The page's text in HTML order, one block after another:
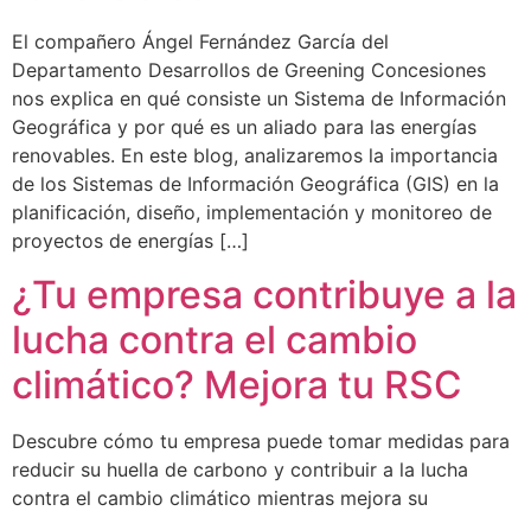
El compañero Ángel Fernández García del
Departamento Desarrollos de Greening Concesiones
nos explica en qué consiste un Sistema de Información
Geográfica y por qué es un aliado para las energías
renovables. En este blog, analizaremos la importancia
de los Sistemas de Información Geográfica (GIS) en la
planificación, diseño, implementación y monitoreo de
proyectos de energías […]
¿Tu empresa contribuye a la
lucha contra el cambio
climático? Mejora tu RSC
Descubre cómo tu empresa puede tomar medidas para
reducir su huella de carbono y contribuir a la lucha
contra el cambio climático mientras mejora su